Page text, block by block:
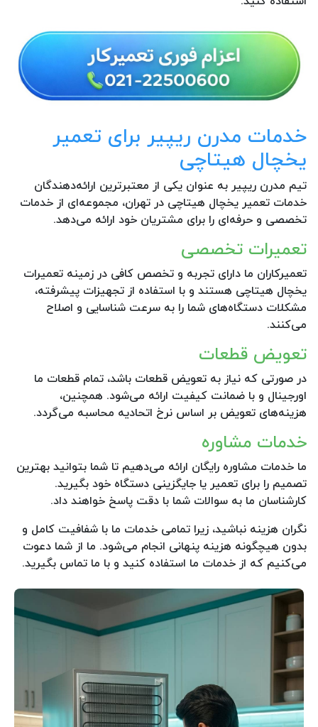
خدمات مدرن ریپیر برای تعمیر
یخچال هیتاچی
تیم مدرن ریپیر به عنوان یکی از معتبرترین ارائه‌دهندگان
خدمات تعمیر یخچال هیتاچی در تهران، مجموعه‌ای از خدمات
تخصصی و حرفه‌ای را برای مشتریان خود ارائه می‌دهد.
تعمیرات تخصصی
تعمیرکاران ما دارای تجربه و تخصص کافی در زمینه تعمیرات
یخچال هیتاچی هستند و با استفاده از تجهیزات پیشرفته،
مشکلات دستگاه‌های شما را به سرعت شناسایی و اصلاح
می‌کنند.
تعویض قطعات
در صورتی که نیاز به تعویض قطعات باشد، تمام قطعات ما
اورجینال و با ضمانت کیفیت ارائه می‌شود. همچنین،
هزینه‌های تعویض بر اساس نرخ اتحادیه محاسبه می‌گردد.
خدمات مشاوره
ما خدمات مشاوره رایگان ارائه می‌دهیم تا شما بتوانید بهترین
تصمیم را برای تعمیر یا جایگزینی دستگاه خود بگیرید.
کارشناسان ما به سوالات شما با دقت پاسخ خواهند داد.
نگران هزینه نباشید، زیرا تمامی خدمات ما با شفافیت کامل و
بدون هیچگونه هزینه پنهانی انجام می‌شود. ما از شما دعوت
می‌کنیم که از خدمات ما استفاده کنید و با ما تماس بگیرید.